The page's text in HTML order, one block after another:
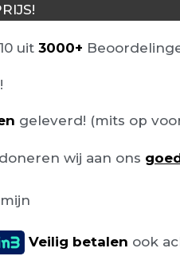
uit 3000+
geleverd! (mits op
wij aan ons
Veilig betalen ook